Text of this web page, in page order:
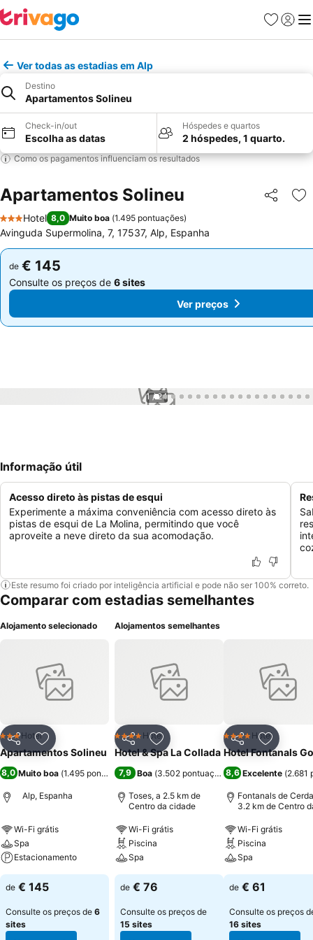
Favoritos
Iniciar
Ver todas as estadias em Alp
Destino
Apartamentos Solineu
Check-in/out
Escolha as datas
Hóspedes e quartos
2 hóspedes, 1 quarto.
Como os pagamentos influenciam os resultados
Apartamentos Solineu Partilhar
3 Estrelas
Hotel 8,0 Muito boa (1.495 pontuações)
Avinguda Supermolina, 7, 17537, Alp, Espanha
de € 145
Consulte os preços de 6 sites
de € 145
Consulte os preços de 6 sites
Ver preços
1 / 24
Informação útil
Acesso direto às pistas de esqui
Experimente a máxima conveniência com acesso direto às
pistas de esqui de La Molina, permitindo que você
aproveite a neve direto da sua acomodação.
Este resumo foi criado por inteligência artificial e pode não ser 100% correto.
Comparar com estadias semelhantes
Alojamento selecionado
PartilharAdicionar aos favoritos
3 Estrelas
Hotel
Apartamentos Solineu
8,0 Muito boa (1.495 pontuações )
Alp, Espanha
Wi-Fi grátis
Spa
Estacionamento
de € 145
Consulte os preços de 6
sites
Alojamentos semelhantes
PartilharAdicionar aos favoritos
4 EstrelasHotel
Hotel & Spa La Collada
7,9 Boa (3.502 pontuações)
Toses, a 2.5 km de
Centro da cidade
Wi-Fi grátis
Piscina
Spa
de € 76
Consulte os preços de
15 sites
Partilhar
4 EstrelasHotel
Hotel Fontanals
8,6 Excelente (2.681
Fontanals de
3.2 km de Centro
Wi-Fi grátis
Piscina
Spa
de € 61
Consulte os preços
16 sites